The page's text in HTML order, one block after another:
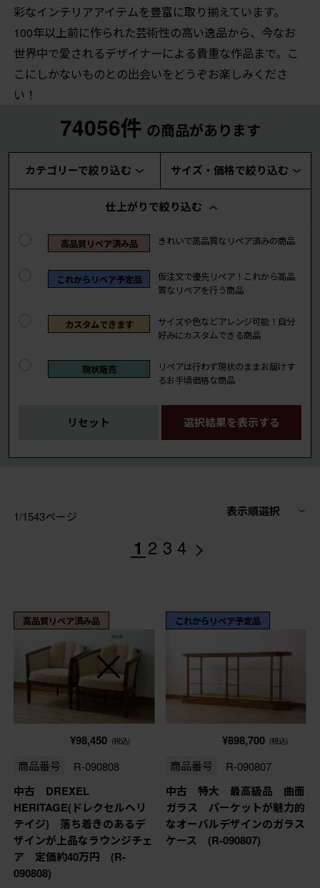
彩なインテリアアイテムを豊富に取り揃えています。
100年以上前に作られた芸術性の高い逸品から、今なお
世界中で愛されるデザイナーによる貴重な作品まで。こ
こにしかないものとの出会いをどうぞお楽しみくださ
い！
74056件 の商品があります
カテゴリーで絞り込む サイズ・価格で絞り込む
仕上がりで絞り込む
高品質リペア済み品 きれいで高品質なリペア済みの商品
これからリペア予定品
仮注文で優先リペア！これから高品
質なリペアを行う商品
カスタムできます
サイズや色などアレンジ可能！自分
好みにカスタムできる商品
現状販売
リペアは行わず現状のままお届けす
るお手頃価格な商品
リセット 選択結果を表示する
1/1543ページ 表示順選択
1 2 3 4 >
高品質リペア済み品
¥98,450 (税込)
商品番号 R-090808
中古 DREXEL
HERITAGE(ドレクセルヘリ
テイジ) 落ち着きのあるデ
ザインが上品なラウンジチェ
ア 定価約40万円 (R-
090808)
これからリペア予定品
¥898,700 (税込)
商品番号 R-090807
中古 特大 最高級品 曲面
ガラス パーケットが魅力的
なオーバルデザインのガラス
ケース (R-090807)